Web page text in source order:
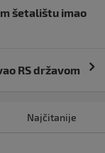
šetalištu imao
RS državom
Najčitanije